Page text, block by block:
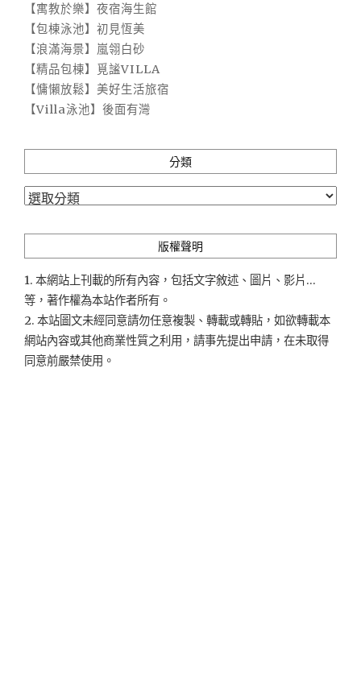
【寓教於樂】夜宿海生館
【包棟泳池】初見恆美
【浪滿海景】嵐翎白砂
【精品包棟】覓謐VILLA
【慵懶放鬆】美好生活旅宿
【Villa泳池】後面有灣
分類
分
版權聲明
1. 本網站上刊載的所有內容，包括文字敘述、圖片、影片...
等，著作權為本站作者所有。
2. 本站圖文未經同意請勿任意複製、轉載或轉貼，如欲轉載本
網站內容或其他商業性質之利用，請事先提出申請，在未取得
同意前嚴禁使用。